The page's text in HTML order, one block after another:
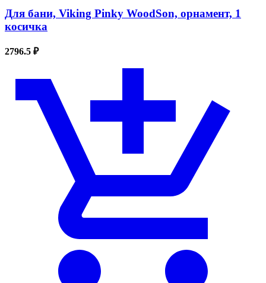
Для бани, Viking Pinky WoodSon, орнамент, 1
косичка
2796.5 ₽